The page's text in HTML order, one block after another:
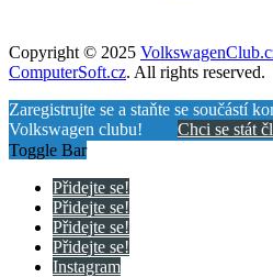
Copyright © 2025
ComputerSoft.cz. All rights reserved.
Zaregistrujte se a staňte se součástí
Volkswagen clubu! Chci se stát
Toggle Bar
Přidejte se!
Přidejte se!
Přidejte se!
Přidejte se!
Instagram